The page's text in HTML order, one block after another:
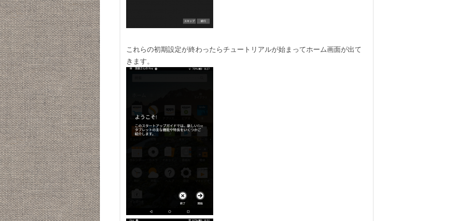
これらの初期設定が終わったらチュートリアルが始まってホーム画面が出て
きます。